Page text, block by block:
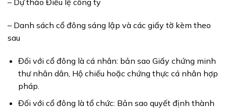
– Dự thảo Điều lệ công ty
– Danh sách cổ đông sáng lập và các giấy tờ kèm theo
sau
Đối với cổ đông là cá nhân: bản sao Giấy chứng minh
thư nhân dân, Hộ chiếu hoặc chứng thực cá nhân hợp
pháp.
Đối với cổ đông là tổ chức: Bản sao quyết định thành